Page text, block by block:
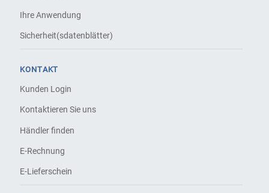
Ihre Anwendung
Sicherheit(sdatenblätter)
KONTAKT
Kunden Login
Kontaktieren Sie uns
Händler finden
E-Rechnung
E-Lieferschein